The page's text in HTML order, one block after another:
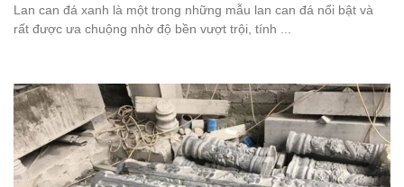
Lan can đá xanh là một trong những mẫu lan can đá nổi bật và
rất được ưa chuộng nhờ độ bền vượt trội, tính ...